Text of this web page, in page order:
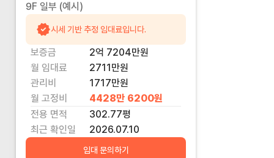
9F 일부 (예시)
시세 기반 추정 임대료입니다.
보증금 2억 7204만원
월 임대료
2711만원
관리비
1717만원
월 고정비
4428만 6200원
전용 면적
302.77평
최근 확인일
2026.07.10
임대 문의하기